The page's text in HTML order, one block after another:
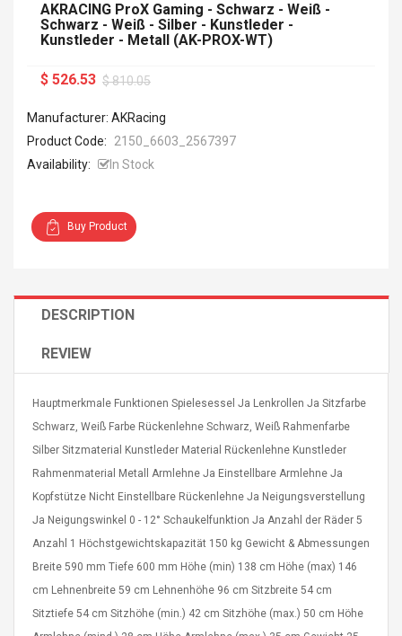
Jasper
Strands,
15.7"
Color
Wall Charger Travel
Adapter For Samsung
Mobile Universal Charging
Charge Adapter
$ 1.72
High Quality Retro Game
Tetris Cases For Iphone 6
Phone Back Game
Consoles Cover For
IPhone Cases
$ 6.86
$ 11.43
Zdm 24 Key Ir Control
AKRACING ProX Gaming - Schwarz - Weiß -
Schwarz - Weiß - Silber - Kunstleder -
Kunstleder - Metall (AK-PROX-WT)
$ 526.53 $ 810.05
Manufacturer: AKRacing
Product Code:
2150_6603_2567397
Availability:
In Stock
Buy Product
DESCRIPTION
REVIEW
Hauptmerkmale Funktionen Spielesessel Ja Lenkrollen Ja Sitzfarbe
Schwarz, Weiß Farbe Rückenlehne Schwarz, Weiß Rahmenfarbe
Silber Sitzmaterial Kunstleder Material Rückenlehne Kunstleder
Rahmenmaterial Metall Armlehne Ja Einstellbare Armlehne Ja
Kopfstütze Nicht Einstellbare Rückenlehne Ja Neigungsverstellung
Ja Neigungswinkel 0 - 12° Schaukelfunktion Ja Anzahl der Räder 5
Anzahl 1 Höchstgewichtskapazität 150 kg Gewicht & Abmessungen
Breite 590 mm Tiefe 600 mm Höhe (min) 138 cm Höhe (max) 146
cm Lehnenbreite 59 cm Lehnenhöhe 96 cm Sitzbreite 54 cm
Sitztiefe 54 cm Sitzhöhe (min.) 42 cm Sitzhöhe (max.) 50 cm Höhe